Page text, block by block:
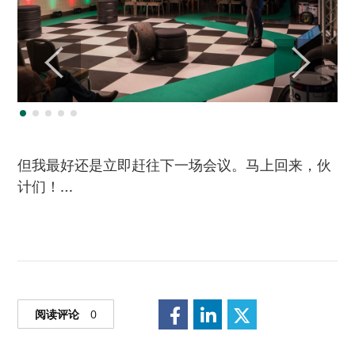
但我最好还是立即赶往下一场会议。马上回来，伙
计们！…
阅读评论 0